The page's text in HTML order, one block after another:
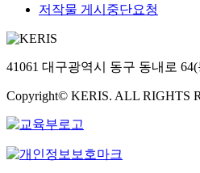
저작물 게시중단요청
41061 대구광역시 동구 동내로
Copyright© KERIS. ALL RIGHTS